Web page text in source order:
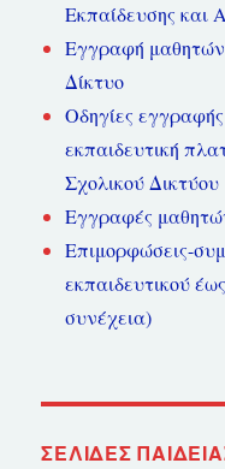
Εκπαίδευσης και
Εγγραφή
Δίκτυο
Οδηγίες
εκπαιδευτική
Σχολικού Δικτύου
Εγγραφές
Επιμορφώσεις-
εκπαιδευτικού
συνέχεια)
ΣΕΛΊΔΕΣ